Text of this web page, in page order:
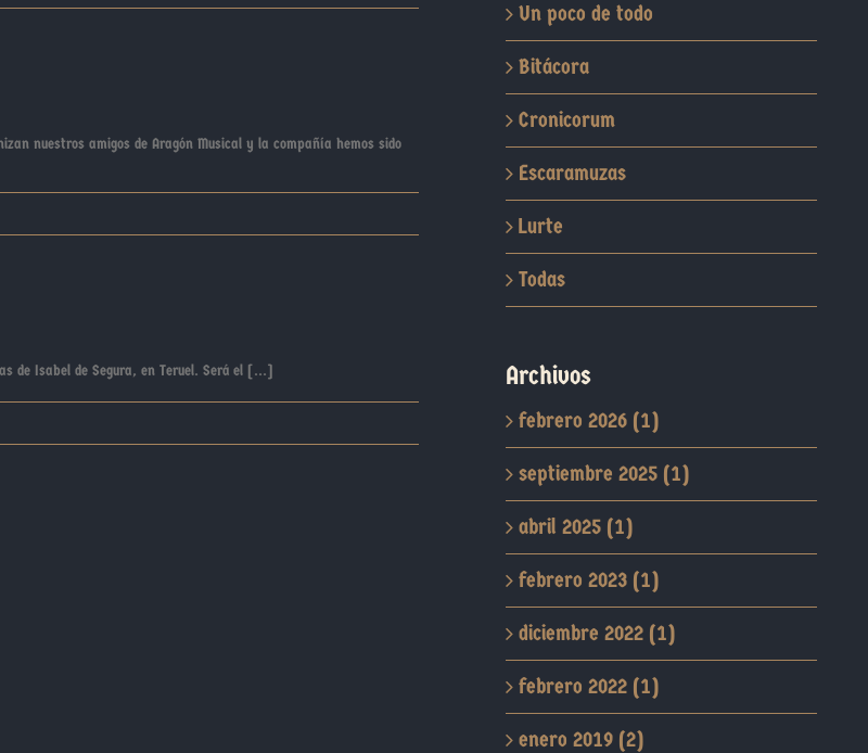
nuestros amigos de Aragón Musical y la compañía hemos sido
de Isabel de Segura, en Teruel. Será el [...]
Un poco de todo
Bitácora
Cronicorum
Escaramuzas
Lurte
Todas
Archivos
febrero 2026 (1)
septiembre 2025 (1)
abril 2025 (1)
febrero 2023 (1)
diciembre 2022 (1)
febrero 2022 (1)
enero 2019 (2)